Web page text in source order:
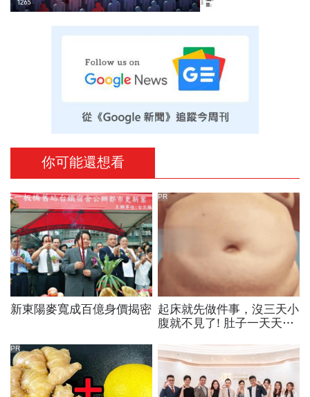
你可能還想看
新東陽麥寬成百億身價揭密 起床就先做件事，沒三天小
腹就不見了! 肚子一天天變
PR
PR